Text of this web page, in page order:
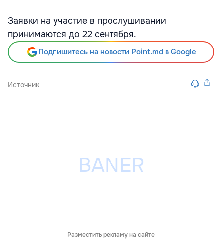
Заявки на участие в прослушивании
принимаются до 22 сентября.
Подпишитесь на новости Point.md в Google
Источник
Разместить рекламу на сайте